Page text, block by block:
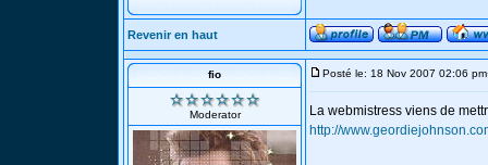
Revenir en haut
fio
Moderator
Posté le: 18 Nov 2007 02:06 pm
La webmistress viens de
http://